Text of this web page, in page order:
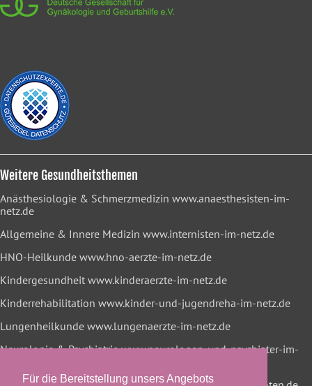
Für die Bereitstellung unsers Angebots
Weitere Gesundheitsthemen
Anästhesiologie & Schmerzmedizin www.anaesthesisten-im-
netz.de
Allgemeine & Innere Medizin www.internisten-im-netz.de
HNO-Heilkunde www.hno-aerzte-im-netz.de
Kindergesundheit www.kinderaerzte-im-netz.de
Kinderrehabilitation www.kinder-und-jugendreha-im-netz.de
Lungenheilkunde www.lungenaerzte-im-netz.de
Neurologie & Psychiatriewww.neurologen-und-psychiater-im-